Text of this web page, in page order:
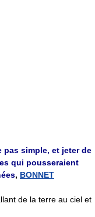
simple, et jeter de
qui pousseraient
, BONNET
de la terre au ciel et